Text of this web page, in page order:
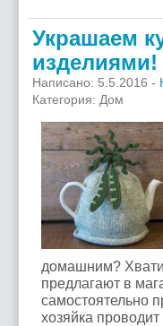
Украшаем
изделиями!
Написано: 5.5.2016 -
Категория: Дом
домашним?
предлагают в
самостоятельно
хозяйка